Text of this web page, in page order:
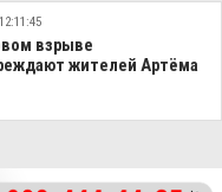
взрыве
жителей Артёма